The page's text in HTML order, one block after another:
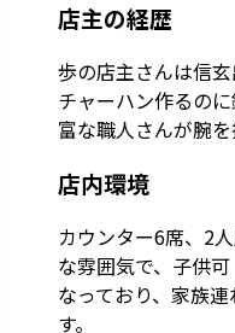
店主の経歴
歩の店主さんは信
チャーハン作るの
富な職人さんが腕を
店内環境
カウンター6席、2
な雰囲気で、子供
なっており、家族
す。